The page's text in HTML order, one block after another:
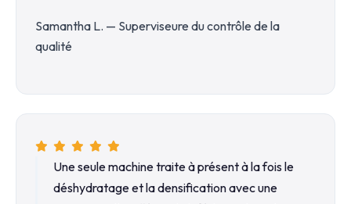
Samantha L. — Superviseure du contrôle de la
qualité
Une seule machine traite à présent à la fois le
déshydratage et la densification avec une